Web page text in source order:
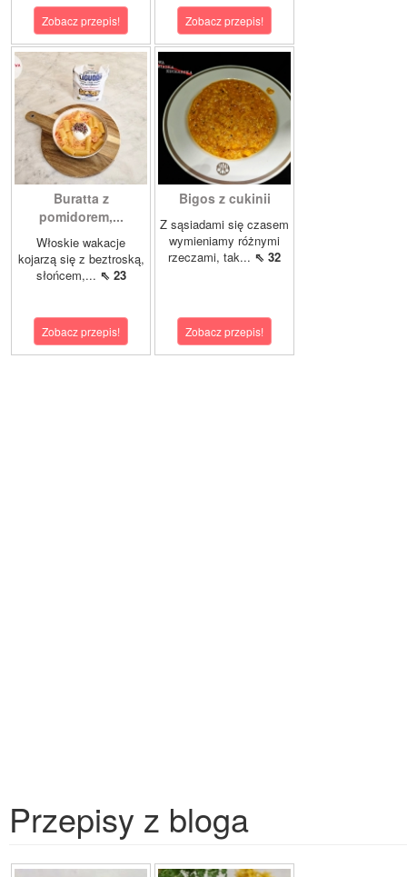
Zobacz przepis! Zobacz przepis!
Buratta z
pomidorem,...
Włoskie wakacje
kojarzą się z beztroską,
słońcem,... ⇖ 23
Zobacz przepis!
Bigos z cukinii
Z sąsiadami się czasem
wymieniamy różnymi
rzeczami, tak... ⇖ 32
Zobacz przepis!
Przepisy z bloga